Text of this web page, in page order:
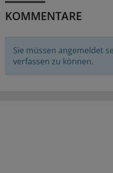
KOMMENTARE
Sie müssen angemeldet
verfassen zu können.